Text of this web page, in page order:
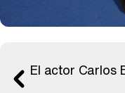
El actor Carlos